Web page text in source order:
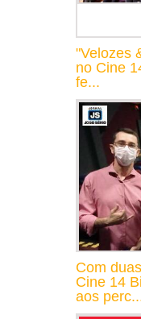
"Velozes
no Cine
fe...
Com
Cine 14
aos